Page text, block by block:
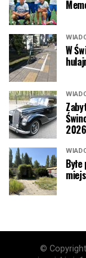
W
2026
©